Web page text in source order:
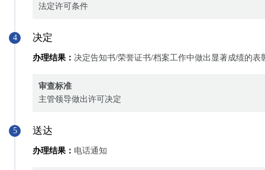
法定许可条件
4 决定
办理结果： 决定告知书/荣誉证书/档案工作中做出显著成绩的表
审查标准
主管领导做出许可决定
5 送达
办理结果： 电话通知